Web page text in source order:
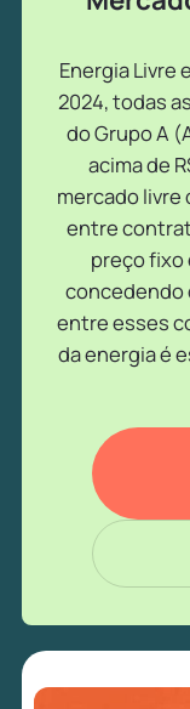
Energia Livre
2024, todas
do Grupo A
acima de
mercado livre
entre
preço fixo
concedendo
entre esses
da energia é